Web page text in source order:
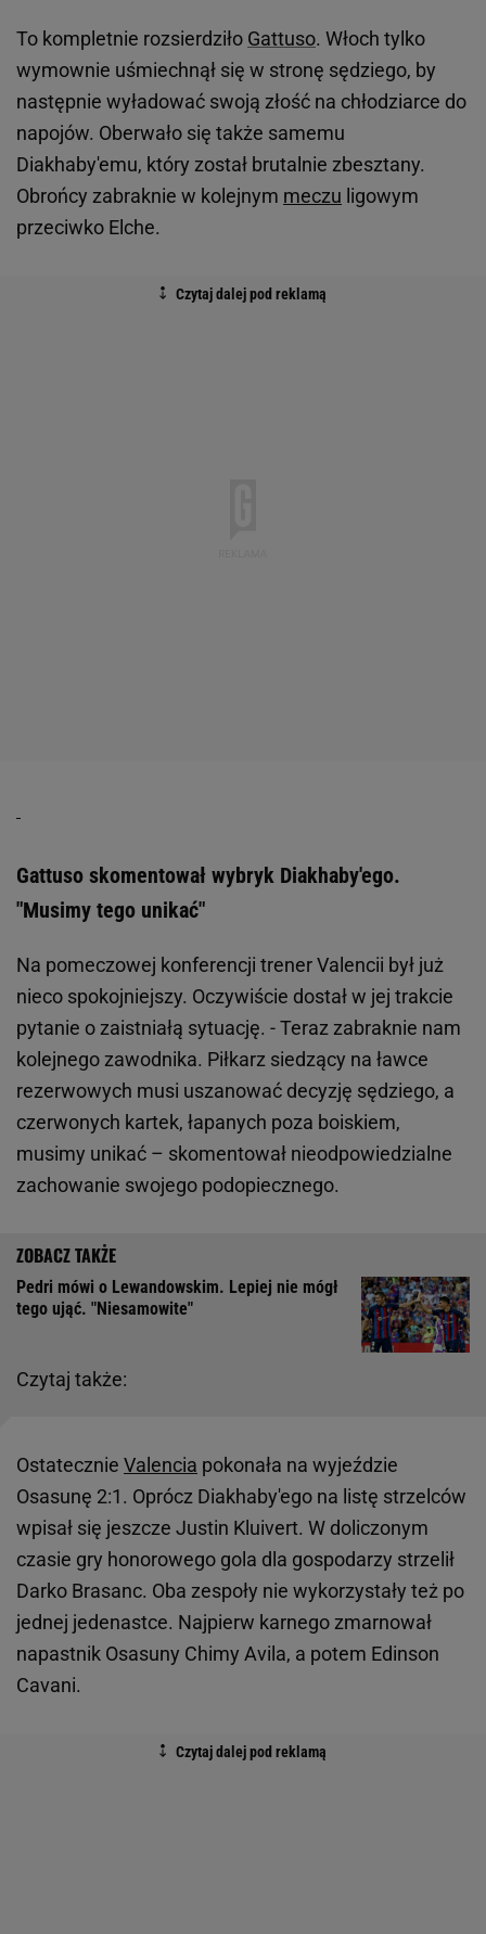
To kompletnie rozsierdziło Gattuso. Włoch tylko
wymownie uśmiechnął się w stronę sędziego, by
następnie wyładować swoją złość na chłodziarce do
napojów. Oberwało się także samemu
Diakhaby'emu, który został brutalnie zbesztany.
Obrońcy zabraknie w kolejnym meczu ligowym
przeciwko Elche.
Gattuso skomentował wybryk Diakhaby'ego.
"Musimy tego unikać"
Na pomeczowej konferencji trener Valencii był już
nieco spokojniejszy. Oczywiście dostał w jej trakcie
pytanie o zaistniałą sytuację. - Teraz zabraknie nam
kolejnego zawodnika. Piłkarz siedzący na ławce
rezerwowych musi uszanować decyzję sędziego, a
czerwonych kartek, łapanych poza boiskiem,
musimy unikać – skomentował nieodpowiedzialne
zachowanie swojego podopiecznego.
Czytaj także:
Pedri mówi o Lewandowskim. Lepiej nie mógł
tego ująć. "Niesamowite"
Ostatecznie Valencia pokonała na wyjeździe
Osasunę 2:1. Oprócz Diakhaby'ego na listę strzelców
wpisał się jeszcze Justin Kluivert. W doliczonym
czasie gry honorowego gola dla gospodarzy strzelił
Darko Brasanc. Oba zespoły nie wykorzystały też po
jednej jedenastce. Najpierw karnego zmarnował
napastnik Osasuny Chimy Avila, a potem Edinson
Cavani.